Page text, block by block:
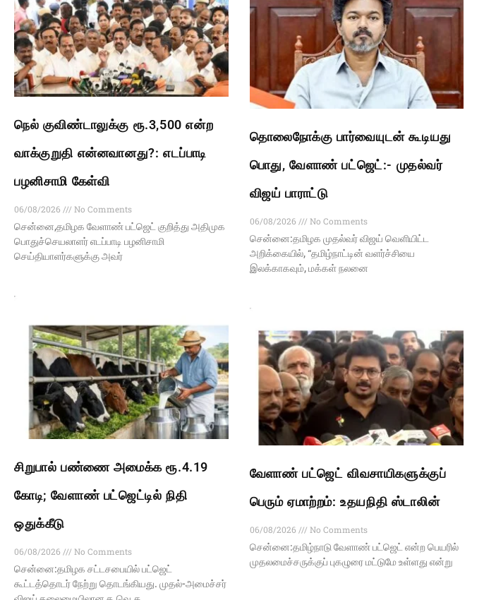
நெல் குவிண்டாலுக்கு ரூ.3,500 என்ற
வாக்குறுதி என்னவானது?: எடப்பாடி
பழனிசாமி கேள்வி
06/08/2026
No Comments
சென்னை,தமிழக வேளாண் பட்ஜெட் குறித்து அதிமுக
பொதுச்செயலாளர் எடப்பாடி பழனிசாமி
செய்தியாளர்களுக்கு அவர்
தொலைநோக்கு பார்வையுடன் கூடியது
பொது, வேளாண் பட்ஜெட்:- முதல்வர்
விஜய் பாராட்டு
06/08/2026
No Comments
சென்னை:தமிழக முதல்வர் விஜய் வெளியிட்ட
அறிக்கையில், “தமிழ்நாட்டின் வளர்ச்சியை
இலக்காகவும், மக்கள் நலனை
சிறுபால் பண்ணை அமைக்க ரூ.4.19
கோடி; வேளாண் பட்ஜெட்டில் நிதி
ஒதுக்கீடு
06/08/2026
No Comments
சென்னை:தமிழக சட்டசபையில் பட்ஜெட்
கூட்டத்தொடர் நேற்று தொடங்கியது. முதல்-அமைச்சர்
வேளாண் பட்ஜெட் விவசாயிகளுக்குப்
பெரும் ஏமாற்றம்: உதயநிதி ஸ்டாலின்
06/08/2026
No Comments
சென்னை:தமிழ்நாடு வேளாண் பட்ஜெட் என்ற பெயரில்
முதலமைச்சருக்குப் புகழுரை மட்டுமே உள்ளது என்று